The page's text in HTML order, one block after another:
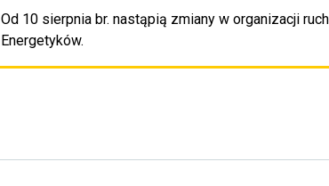
Od 10 sierpnia br. nastąpią zmiany w organizacji
Energetyków.